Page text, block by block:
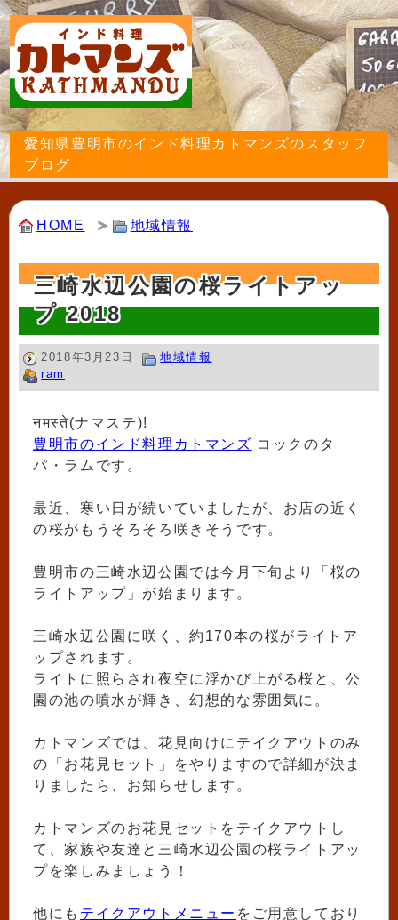
愛知県豊明市のインド料理カトマンズのスタッフ
ブログ
HOME 地域情報
三崎水辺公園の桜ライトアッ
プ 2018
2018年3月23日
地域情報
ram
नमस्ते(ナマステ)!
豊明市のインド料理カトマンズ コックのタ
パ・ラムです。
最近、寒い日が続いていましたが、お店の近く
の桜がもうそろそろ咲きそうです。
豊明市の三崎水辺公園では今月下旬より「桜の
ライトアップ」が始まります。
三崎水辺公園に咲く、約170本の桜がライトア
ップされます。
ライトに照らされ夜空に浮かび上がる桜と、公
園の池の噴水が輝き、幻想的な雰囲気に。
カトマンズでは、花見向けにテイクアウトのみ
の「お花見セット」をやりますので詳細が決ま
りましたら、お知らせします。
カトマンズのお花見セットをテイクアウトし
て、家族や友達と三崎水辺公園の桜ライトアッ
プを楽しみましょう！
他にも テイクアウトメニュー をご用意しており